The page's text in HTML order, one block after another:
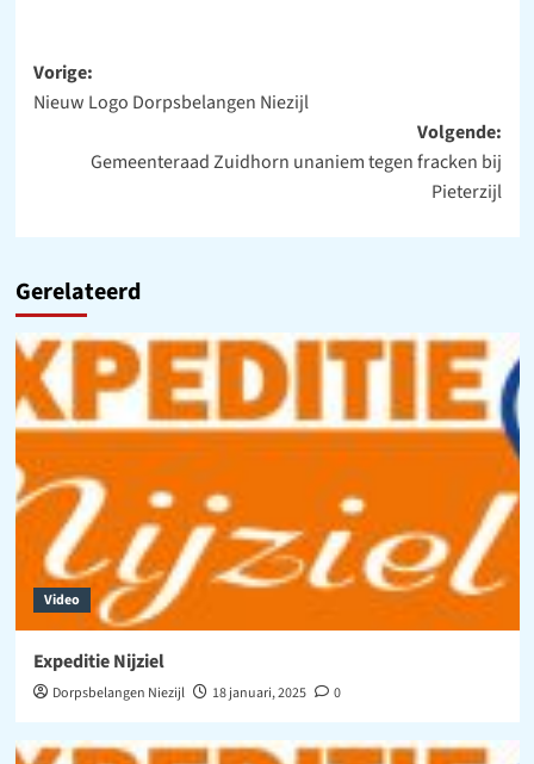
Bericht
navigatie
Vorige:
Nieuw Logo Dorpsbelangen Niezijl
Volgende:
Gemeenteraad Zuidhorn unaniem tegen fracken bij
Pieterzijl
Gerelateerd
Video
Expeditie Nijziel
Dorpsbelangen Niezijl 18 januari, 2025 0